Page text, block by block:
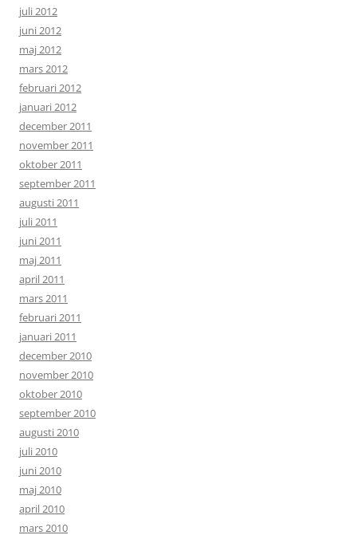
juli 2012
juni 2012
maj 2012
mars 2012
februari 2012
januari 2012
december 2011
november 2011
oktober 2011
september 2011
augusti 2011
juli 2011
juni 2011
maj 2011
april 2011
mars 2011
februari 2011
januari 2011
december 2010
november 2010
oktober 2010
september 2010
augusti 2010
juli 2010
juni 2010
maj 2010
april 2010
mars 2010